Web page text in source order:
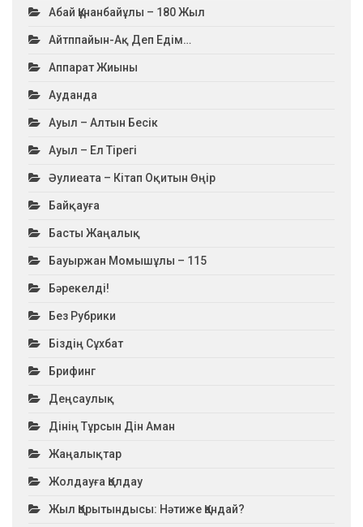
Абай Құнанбайұлы – 180 Жыл
Айтппайын-Ақ Деп Едім…
Аппарат Жиыны
Ауданда
Ауыл – Алтын Бесік
Ауыл – Ел Тірегі
Әулиеата – Кітап Оқитын Өңір
Байқауға
Басты Жаңалық
Бауыржан Момышұлы – 115
Бәрекелді!
Без Рубрики
Біздің Сұхбат
Брифинг
Деңсаулық
Дінің Тұрсын Дін Аман
Жаңалықтар
Жолдауға Қолдау
Жыл Қорытындысы: Нәтиже Қандай?